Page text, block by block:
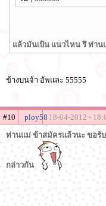
แล้วมันเป้น แนวไหน รึ ท่าน
ข้างบนจ้า อัพและ 55555
#10 ploy58 18-04-2012 -
ท่านแม่ ข้าสมัครแล้วนะ ขอรับ
กล่าวกัน